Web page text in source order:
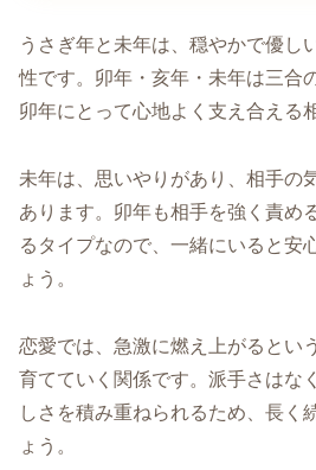
うさぎ年と未年は、穏やかで優し
性です。卯年・亥年・未年は三合
卯年にとって心地よく支え合える
未年は、思いやりがあり、相手の
あります。卯年も相手を強く責め
るタイプなので、一緒にいると安
ょう。
恋愛では、急激に燃え上がるとい
育てていく関係です。派手さはな
しさを積み重ねられるため、長く
ょう。